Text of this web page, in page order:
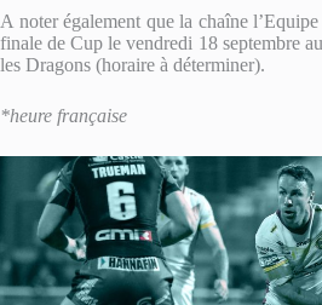
A noter également que la chaîne
finale de Cup le vendredi 18 septembre
les Dragons (horaire à déterminer).
*heure française